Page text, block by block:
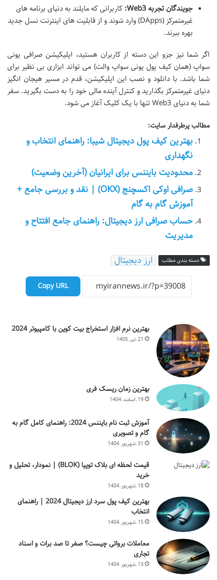
جویندگان تجربه Web3:
کاربرانی که مایلند به دنیای برنامه های
غیرمتمرکز (DApps) وارد شوند و از قابلیت های اینترنت نسل جدید
بهره ببرند.
اگر شما نیز جزو این دسته از کاربران هستید، اپلیکیشن صرافی یونی
سواپ (همان کیف پول یونی سواپ والت) می تواند ابزاری بی نظیر برای
شما باشد. با دانلود و نصب این اپلیکیشن، قدم در مسیر هیجان انگیز
دنیای غیرمتمرکز بگذارید و کنترل آینده مالی خود را به دست بگیرید. سفر
شما به دنیای Web3 تنها با یک کلیک آغاز می شود.
مطالب پرطرفدار سایت:
بهترین کیف پول دیجیتال شیبا: راهنمای انتخاب و
نگهداری
محدودیت بایننس برای ایرانیان (آخرین وضعیت)
صرافی اوکی اکسچنج (OKX) | نقد و بررسی جامع +
آموزش گام به گام
حساب صرافی ارز دیجیتال: راهنمای جامع افتتاح و
مدیریت
دسته بندی مطلب ارز دیجیتال
Copy URL
بهترین نرم افزار استخراج بیت کوین با کامپیوتر 2024
21.تیر.1405
بهترین زمان ریسک فری
19.اسفند.1404
آموزش ثبت نام بایننس 2024: راهنمای کامل گام به
گام و تصویری
31.شهریور.1404
قیمت لحظه ای بلاک توپیا (BLOK) | نمودار، تحلیل و
خرید
18.شهریور.1404
بهترین کیف پول سرد ارز دیجیتال 2024 | راهنمای
انتخاب
15.شهریور.1404
معاملات برواتی چیست؟ صفر تا صد برات و اسناد
تجاری
13.شهریور.1404